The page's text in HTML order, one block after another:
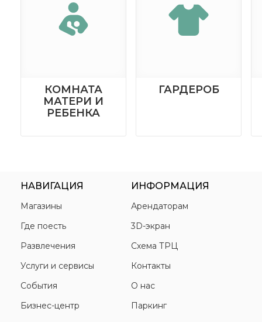
КОМНАТА
МАТЕРИ И
РЕБЕНКА
ГАРДЕРОБ
НАВИГАЦИЯ
Магазины
Где поесть
Развлечения
Услуги и сервисы
События
Бизнес-центр
ИНФОРМАЦИЯ
Арендаторам
3D-экран
Схема ТРЦ
Контакты
О нас
Паркинг